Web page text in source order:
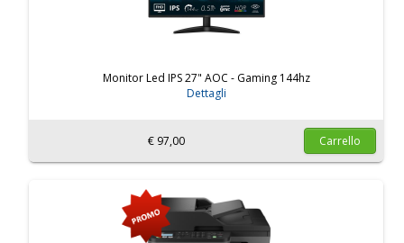
Monitor Led IPS 27" AOC - Gaming 144hz
Dettagli
€ 97,00 Carrello